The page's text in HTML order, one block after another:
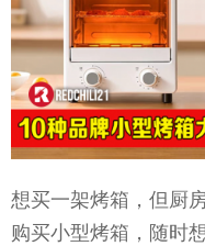
想买一架烤箱，但厨
购买小型烤箱，随时